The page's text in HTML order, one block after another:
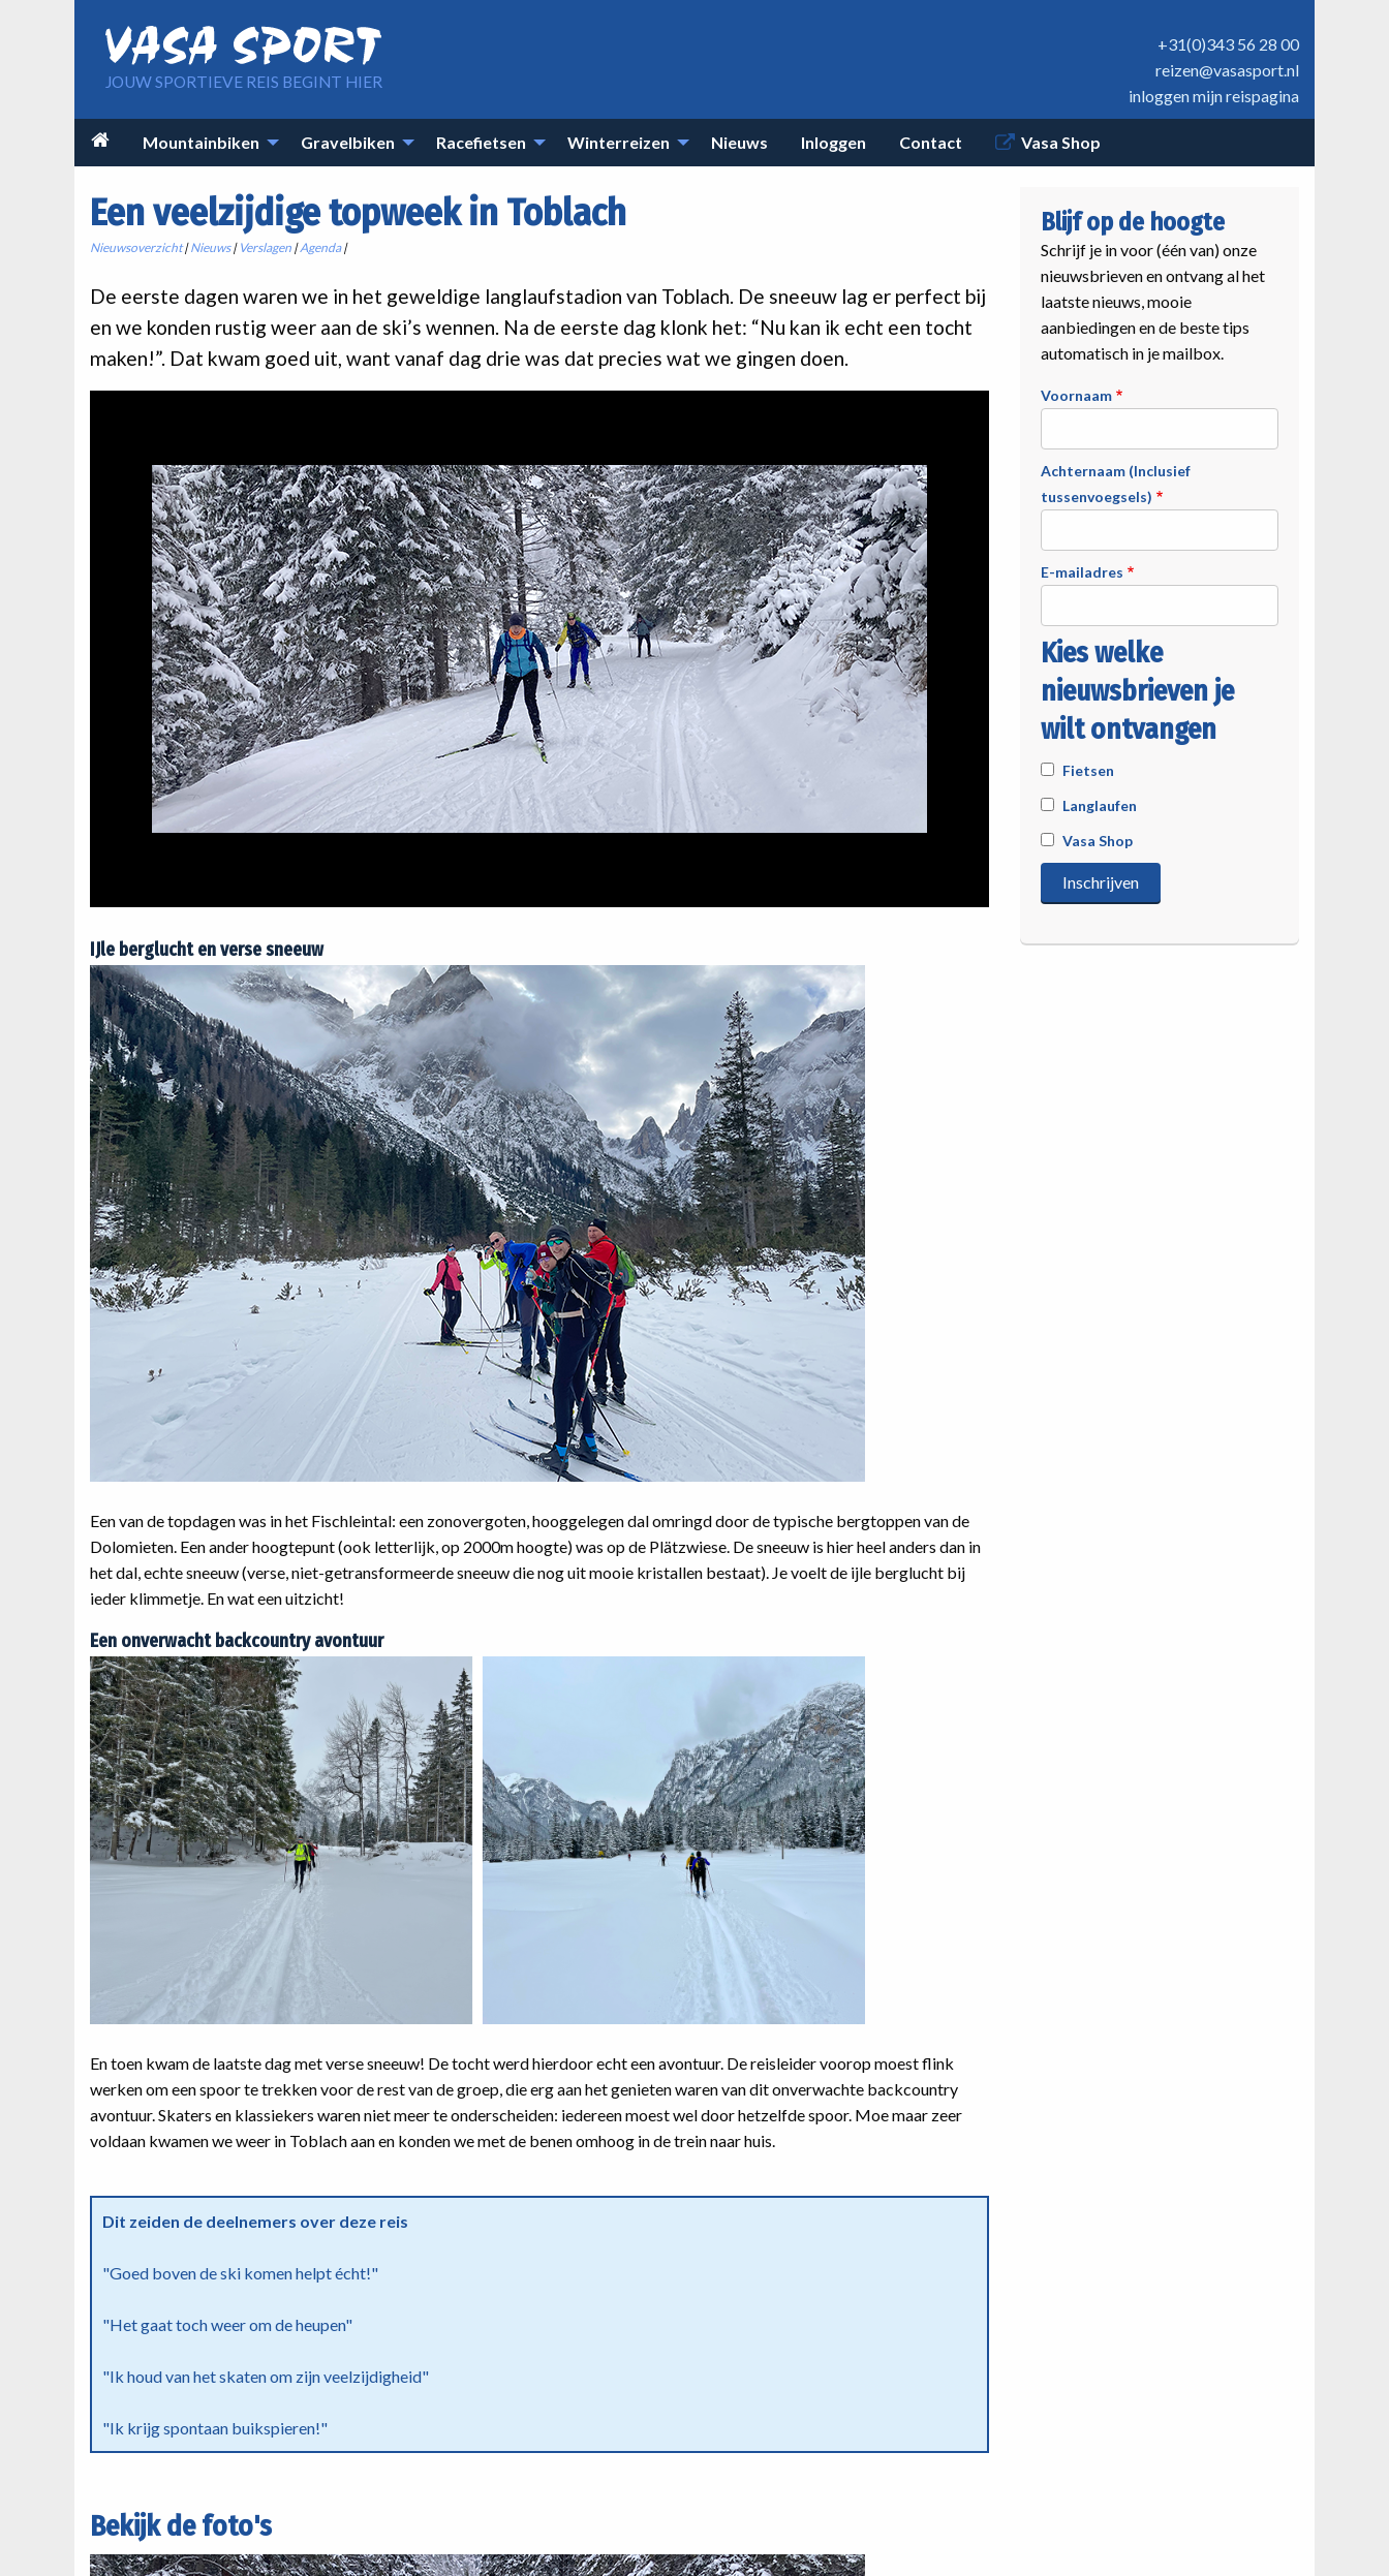
+31(0)343 56 28 00
reizen@vasasport.nl
inloggen mijn reispagina
JOUW SPORTIEVE REIS BEGINT HIER
Main
navigation
 Mountainbiken Gravelbiken Racefietsen Winterreizen Nieuws Inloggen Contact Vasa Shop
Een veelzijdige topweek in Toblach
Nieuwsoverzicht|Nieuws| Verslagen |Agenda|
De eerste dagen waren we in het geweldige langlaufstadion van Toblach. De sneeuw lag er perfect bij
en we konden rustig weer aan de ski’s wennen. Na de eerste dag klonk het: “Nu kan ik echt een tocht
maken!”. Dat kwam goed uit, want vanaf dag drie was dat precies wat we gingen doen.
IJle berglucht en verse sneeuw
Een van de topdagen was in het Fischleintal: een zonovergoten, hooggelegen dal omringd door de typische bergtoppen van de
Dolomieten. Een ander hoogtepunt (ook letterlijk, op 2000m hoogte) was op de Plätzwiese. De sneeuw is hier heel anders dan in
het dal, echte sneeuw (verse, niet-getransformeerde sneeuw die nog uit mooie kristallen bestaat). Je voelt de ijle berglucht bij
ieder klimmetje. En wat een uitzicht!
Een onverwacht backcountry avontuur
En toen kwam de laatste dag met verse sneeuw! De tocht werd hierdoor echt een avontuur. De reisleider voorop moest flink
werken om een spoor te trekken voor de rest van de groep, die erg aan het genieten waren van dit onverwachte backcountry
avontuur. Skaters en klassiekers waren niet meer te onderscheiden: iedereen moest wel door hetzelfde spoor. Moe maar zeer
voldaan kwamen we weer in Toblach aan en konden we met de benen omhoog in de trein naar huis.
Dit zeiden de deelnemers over deze reis
"Goed boven de ski komen helpt écht!"
"Het gaat toch weer om de heupen"
"Ik houd van het skaten om zijn veelzijdigheid"
"Ik krijg spontaan buikspieren!"
Bekijk de foto's
Blijf op de hoogte
Schrijf je in voor (één van) onze
nieuwsbrieven en ontvang al het
laatste nieuws, mooie
aanbiedingen en de beste tips
automatisch in je mailbox.
Voornaam
Achternaam (Inclusief
tussenvoegsels)
E-mailadres
Kies welke
nieuwsbrieven je
wilt ontvangen
Fietsen
Langlaufen
Vasa Shop